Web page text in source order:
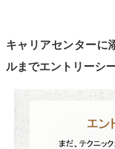
キャリアセンターに
ルまでエントリーシ